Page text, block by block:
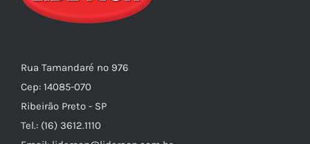
Rua Tamandaré nº 976
Cep: 14085-070
Ribeirão Preto - SP
Tel.: (16) 3612.1110